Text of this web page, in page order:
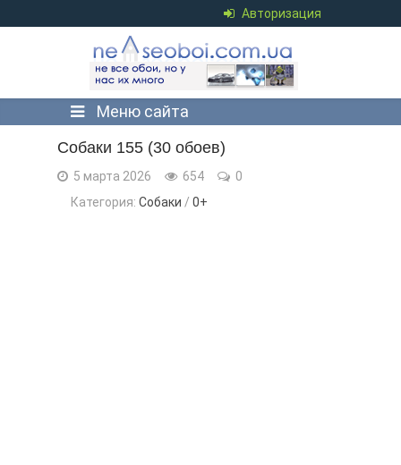
Авторизация
Меню сайта
Собаки 155 (30 обоев)
5 марта 2026 654
0
Категория: Собаки / 0+